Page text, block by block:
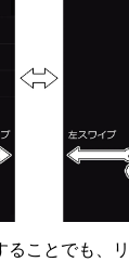
ことでも、